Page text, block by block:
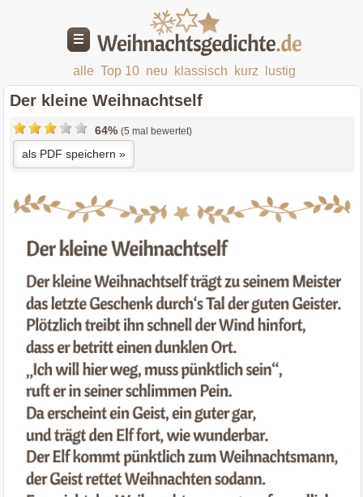
alle Top 10 neu klassisch kurz lustig
Der kleine Weihnachtself
64% (5 mal bewertet)
als PDF speichern »